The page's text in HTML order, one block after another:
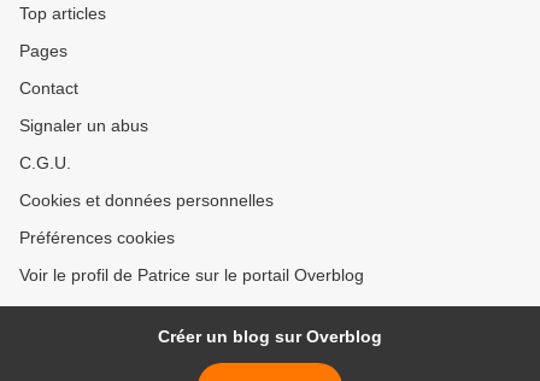
Top articles
Pages
Contact
Signaler un abus
C.G.U.
Cookies et données personnelles
Préférences cookies
Voir le profil de Patrice sur le portail Overblog
Créer un blog sur Overblog